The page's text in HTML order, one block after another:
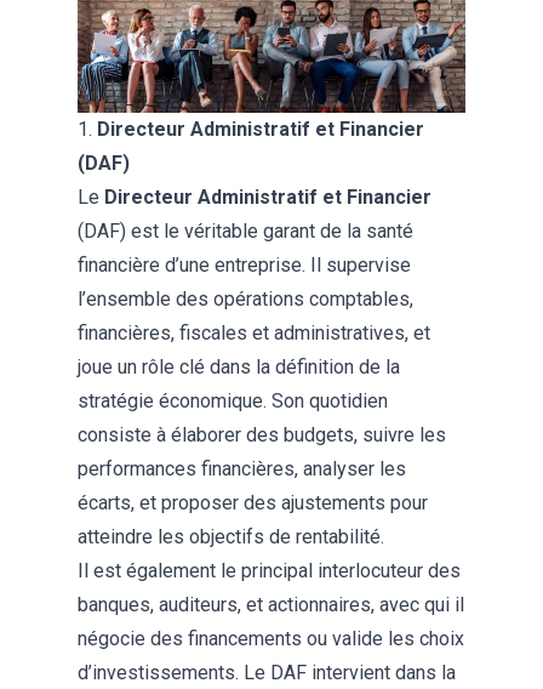
1. Directeur Administratif et Financier
(DAF)
Le Directeur Administratif et Financier
(DAF) est le véritable garant de la santé
financière d’une entreprise. Il supervise
l’ensemble des opérations comptables,
financières, fiscales et administratives, et
joue un rôle clé dans la définition de la
stratégie économique. Son quotidien
consiste à élaborer des budgets, suivre les
performances financières, analyser les
écarts, et proposer des ajustements pour
atteindre les objectifs de rentabilité.
Il est également le principal interlocuteur des
banques, auditeurs, et actionnaires, avec qui il
négocie des financements ou valide les choix
d’investissements. Le DAF intervient dans la